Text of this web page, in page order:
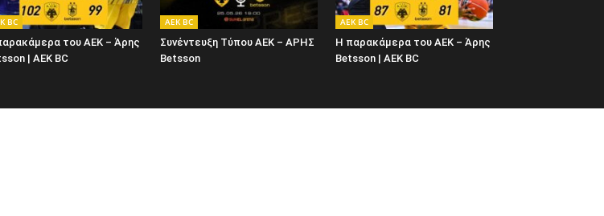
BC
του ΑΕΚ – Άρης
| AEK BC
AEK BC
Συνέντευξη Τύπου ΑΕΚ – ΑΡΗΣ
Betsson
AEK BC
Η παρακάμερα του ΑΕΚ – Άρης
Betsson | AEK BC